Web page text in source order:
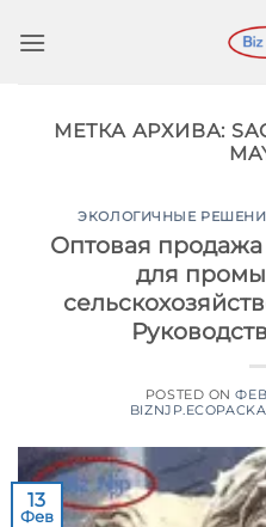
МЕТКА АРХИВА:
ЭКОЛОГИЧНЫЕ
Оптовая
для
POSTED ON
13
Фев